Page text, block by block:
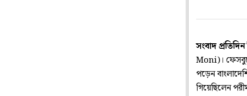
সংবাদ
Moni)।
পড়েন
গিয়েছিলেন